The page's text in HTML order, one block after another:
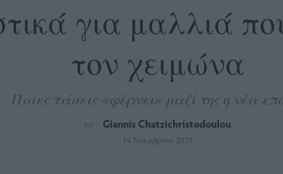
για μαλλιά
τον χειμώνα
Ποιες τάσεις «φέρνει» μαζί της η νέα
by Giannis Chatzichristodoulou
14 Νοεμβρίου 2025